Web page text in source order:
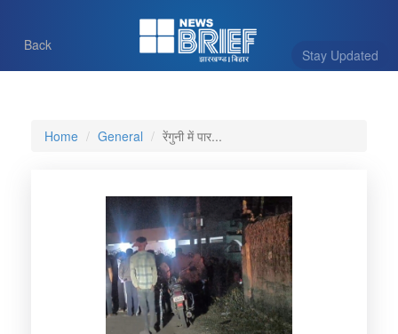
Stay Updated
Back
Home General रेंगुनी में पार...